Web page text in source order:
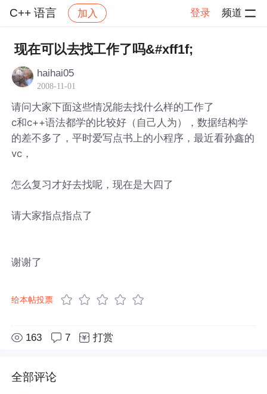
C++ 语言 加入 登录 频道
社区 C++ 语言 帖子详情
现在可以去找工作了吗&#xff1f;
haihai05
2008-11-01
请问大家下面这些情况能去找什么样的工作了
c和c++语法都学的比较好（自己人为），数据结构学
的差不多了，平时爱写点书上的小程序，最近看孙鑫的
vc，
怎么复习才好去找呢，现在是大四了
请大家指点指点了
谢谢了
给本帖投票
163 7 打赏
全部评论